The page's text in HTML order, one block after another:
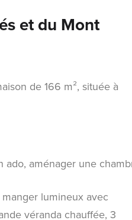
et du Mont
de 166 m², située à
aménager une
lumineux avec
véranda chauffée, 3